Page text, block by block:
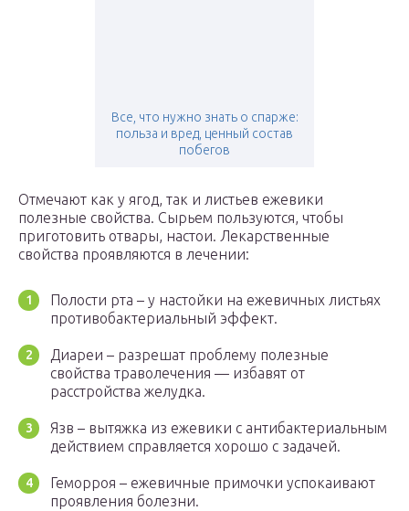
Все, что нужно знать о спарже:
польза и вред, ценный состав
побегов
Отмечают как у ягод, так и листьев ежевики
полезные свойства. Сырьем пользуются, чтобы
приготовить отвары, настои. Лекарственные
свойства проявляются в лечении:
Полости рта – у настойки на ежевичных листьях
противобактериальный эффект.
Диареи – разрешат проблему полезные
свойства траволечения — избавят от
расстройства желудка.
Язв – вытяжка из ежевики с антибактериальным
действием справляется хорошо с задачей.
Геморроя – ежевичные примочки успокаивают
проявления болезни.